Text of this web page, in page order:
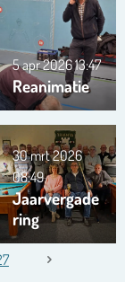
Reanimatie
5 apr 202613:47
Jaarvergade
ring
30 mrt 2026
08:49